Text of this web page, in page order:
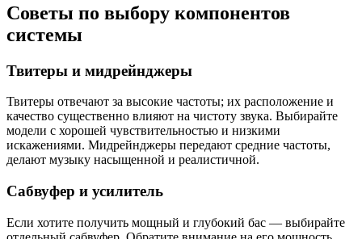
Советы по выбору компонентов
системы
Твитеры и мидрейнджеры
Твитеры отвечают за высокие частоты; их расположение и
качество существенно влияют на чистоту звука. Выбирайте
модели с хорошей чувствительностью и низкими
искажениями. Мидрейнджеры передают средние частоты,
делают музыку насыщенной и реалистичной.
Сабвуфер и усилитель
Если хотите получить мощный и глубокий бас — выбирайте